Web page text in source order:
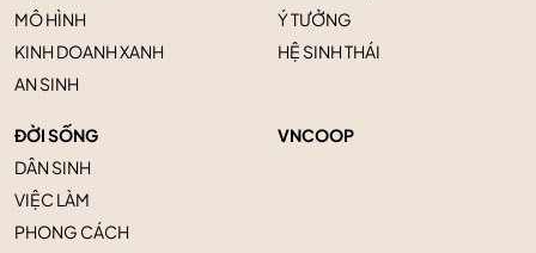
MÔ HÌNH
KINH DOANH XANH
AN SINH
Ý TƯỞNG
HỆ SINH THÁI
ĐỜI SỐNG
DÂN SINH
VIỆC LÀM
PHONG CÁCH
VNCOOP